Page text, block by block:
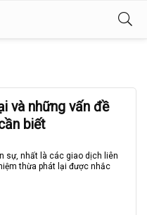
và những vấn đề
biết
sự, nhất là các giao dịch liên
thừa phát lại được nhắc